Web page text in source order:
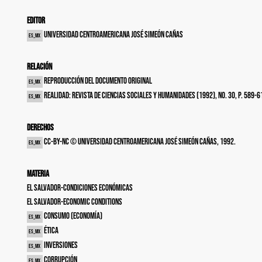
Editor
es_MX Universidad Centroamericana José Simeón Cañas
Relación
es_MX Reproducción del documento original
es_MX Realidad: revista de ciencias sociales y humanidades (1992), no. 30, p. 589-
Derechos
es_MX cc-by-nc © Universidad Centroamericana José Simeón Cañas, 1992.
Materia
El Salvador-Condiciones económicas
El Salvador-Economic conditions
es_MX Consumo (Economía)
es_MX Ética
es_MX Inversiones